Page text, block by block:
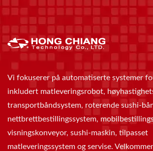
Vi fokuserer på automatiserte systemer
inkludert matleveringsrobot,
transportbåndsystem, roterende sushi-
nettbrettbestillingssystem,
visningskonveyor, sushi-maskin, tilpasset
matleveringssystem og servise.